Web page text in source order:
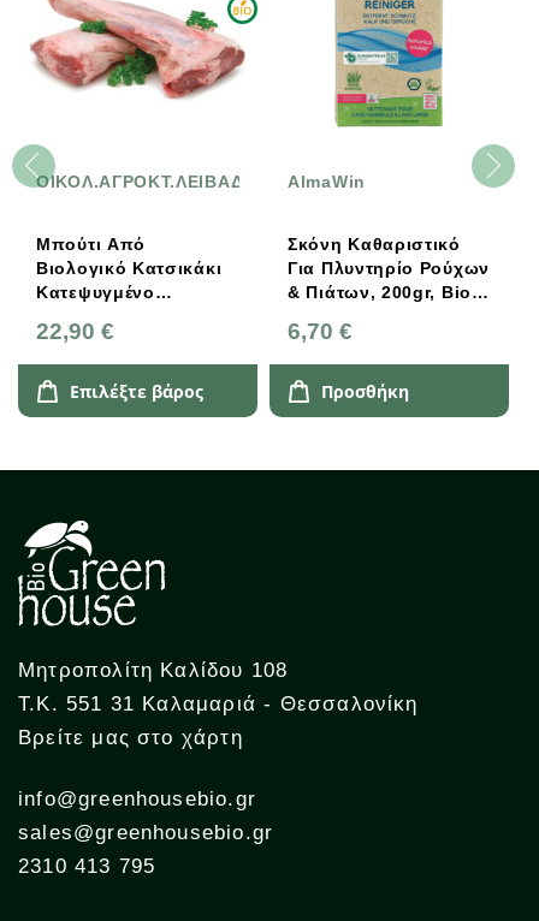
ΟΙΚΟΛ.ΑΓΡΟΚΤ.ΛΕΙΒΑΔΕΡΟΥ
Μπούτι Από
Βιολογικό Κατσικάκι
Κατεψυγμένο
22,90 €
Επιλέξτε βάρος
AlmaWin
Σκόνη Καθαριστικό
Για Πλυντηρίο Ρούχων
& Πιάτων, 200gr, Bio,
6,70 €
Προσθήκη
Μητροπολίτη Καλίδου 108
Τ.Κ. 551 31 Καλαμαριά - Θεσσαλονίκη
Βρείτε μας στο χάρτη
info@greenhousebio.gr
sales@greenhousebio.gr
2310 413 795